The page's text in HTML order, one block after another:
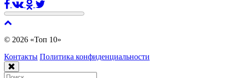
© 2026 «Топ 10»
Контакты Политика конфиденциальности